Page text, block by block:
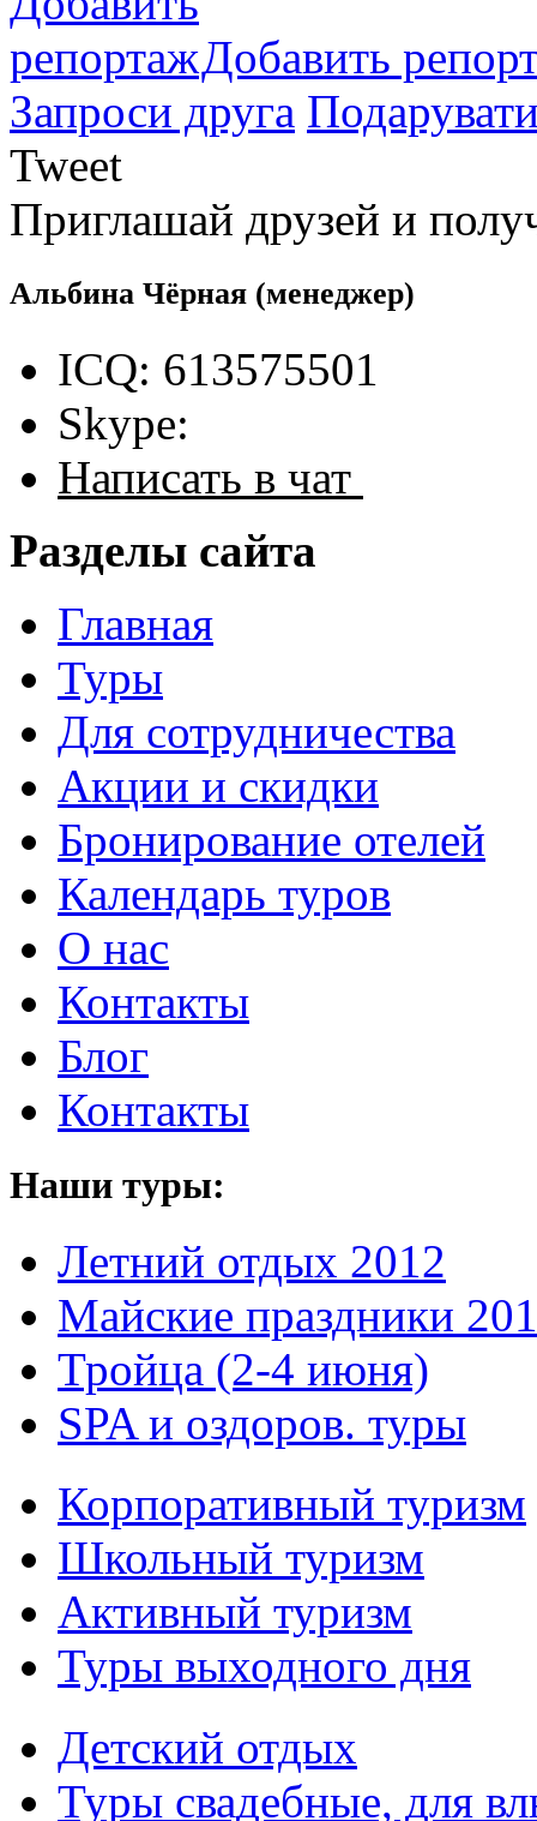
Добавить
Запроси друга
Tweet
Приглашай друзей и
Альбина Чёрная (менеджер)
ICQ: 613575501
Skype:
Написать в чат
Разделы сайта
Главная
Туры
Для сотрудничества
Акции и скидки
Бронирование отелей
Календарь туров
О нас
Контакты
Блог
Контакты
Наши туры:
Летний отдых 2012
Майские праздники
Тройца (2-4 июня)
SPA и оздоров. туры
Корпоративный туризм
Школьный туризм
Активный туризм
Туры выходного дня
Детский отдых
Туры свадебные, для